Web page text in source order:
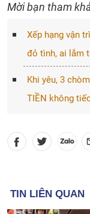
Mời bạn tham
Xếp hạng vận
đỏ tình, ai lắm
Khi yêu, 3
TIỀN không